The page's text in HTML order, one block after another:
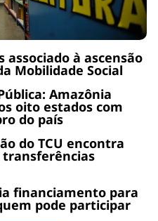
associado à ascensão
Mobilidade Social
Amazônia
oito estados com
do país
do TCU encontra
transferências
financiamento para
pode participar